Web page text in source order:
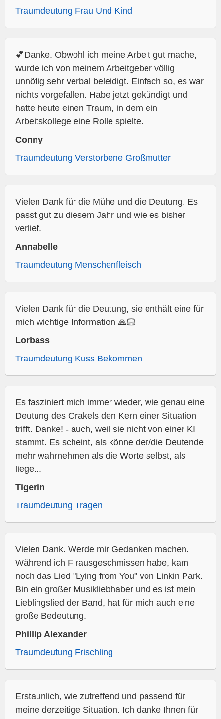
Traumdeutung Frau Und Kind
💕Danke. Obwohl ich meine Arbeit gut mache,
wurde ich von meinem Arbeitgeber völlig
unnötig sehr verbal beleidigt. Einfach so, es war
nichts vorgefallen. Habe jetzt gekündigt und
hatte heute einen Traum, in dem ein
Arbeitskollege eine Rolle spielte.
Conny
Traumdeutung Verstorbene Großmutter
Vielen Dank für die Mühe und die Deutung. Es
passt gut zu diesem Jahr und wie es bisher
verlief.
Annabelle
Traumdeutung Menschenfleisch
Vielen Dank für die Deutung, sie enthält eine für
mich wichtige Information 🙏🏻
Lorbass
Traumdeutung Kuss Bekommen
Es fasziniert mich immer wieder, wie genau eine
Deutung des Orakels den Kern einer Situation
trifft. Danke! - auch, weil sie nicht von einer KI
stammt. Es scheint, als könne der/die Deutende
mehr wahrnehmen als die Worte selbst, als
liege...
Tigerin
Traumdeutung Tragen
Vielen Dank. Werde mir Gedanken machen.
Während ich F rausgeschmissen habe, kam
noch das Lied "Lying from You" von Linkin Park.
Bin ein großer Musikliebhaber und es ist mein
Lieblingslied der Band, hat für mich auch eine
große Bedeutung.
Phillip Alexander
Traumdeutung Frischling
Erstaunlich, wie zutreffend und passend für
meine derzeitige Situation. Ich danke Ihnen für